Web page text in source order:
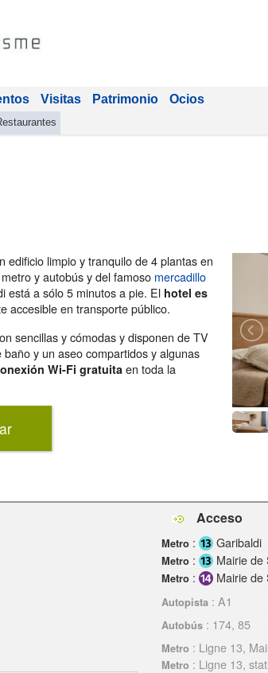
Visitas Patrimonio Ocios
edificio limpio y tranquilo de 4 plantas en
y autobús y del famoso mercadillo
está a sólo 5 minutos a pie. El hotel es
accesible en transporte público.
sencillas y cómodas y disponen de TV
y un aseo compartidos y algunas
Wi-Fi gratuitaen toda la
Acceso
Metro : Garibaldi
Metro : Mairie de
Metro : Mairie de
Autopista : A1
Autobús : 174, 85
Metro : Ligne 13,
Metro : Ligne 13,